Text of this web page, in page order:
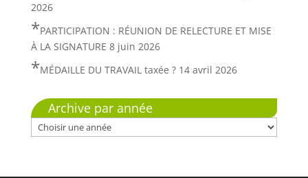
2026
PARTICIPATION : RÉUNION DE RELECTURE ET MISE
À LA SIGNATURE 8 juin 2026
MÉDAILLE DU TRAVAIL taxée ? 14 avril 2026
Archive par année